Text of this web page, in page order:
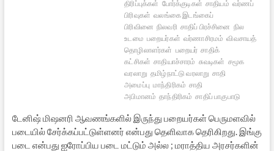
திரிப்புக்கள் போர்க்குடிகள் சாதியம் வர்ணப்
பிரிவுகள் வலங்கை இடங்கைப்
பிரிவினை நிலவரி சாதிப் பிரச்சினை நில
உடமை பறையர்கள் வர்ணாசிரமம் விவசாயத்
தொழிலாளர்கள் பறையர் சாதிக்
கட்சிகள் சாதியாச்சாரம் சுவடிகள் சமூக
வரலாறு தமிழ்நாட்டு வரலாறு சாதி
அமைப்பு மாந்திரிகம் சாதி
அபிமானம் தாந்திரிகம் சாதிப் பாகுபாடு
டேனிஷ் மிஷனரி ஆவணங்களில் இருந்து பறையர்கள் பெருமளவில்
படையில் சேர்க்கப்பட்டுள்ளனர் என்பது தெளிவாக தெரிகிறது. இங்கு
படை என்பது ஐரோப்பிய படை மட்டும் அல்ல ; மராத்திய அரசர்களின்